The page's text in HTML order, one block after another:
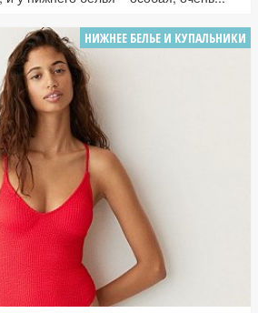
НИЖНЕЕ БЕЛЬЕ И КУПАЛЬНИКИ